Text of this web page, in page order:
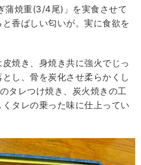
蒲焼重(3/4尾)」を実食させて
香ばしい匂いが。実に食欲を
焼き、身焼き共に強火でじっ
し、骨を炭化させ柔らかくし
タレつけ焼き、炭火焼きの工
タレの乗った味に仕上ってい